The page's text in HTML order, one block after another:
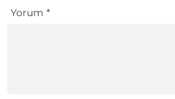
Yorum *